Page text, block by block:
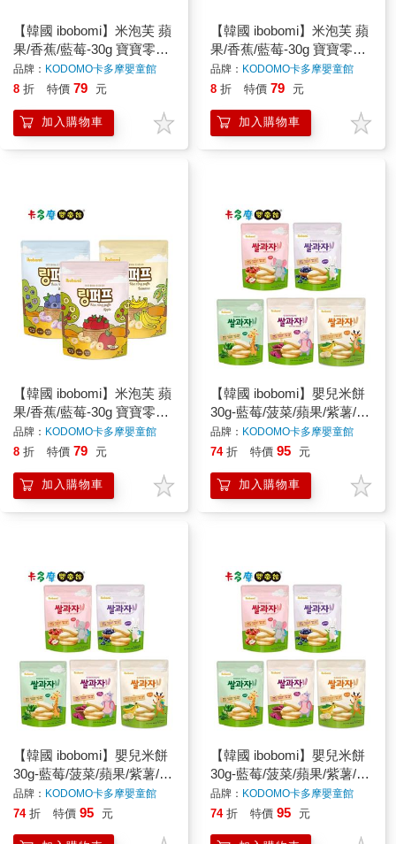
【韓國 ibobomi】米泡芙 蘋
果/香蕉/藍莓-30g 寶寶零食
寶寶餅乾 寶寶點心 12m+
原廠公司貨｜卡多摩
品牌： KODOMO卡多摩嬰童館
8 折 特價 79 元
加入購物車
【韓國 ibobomi】米泡芙 蘋
果/香蕉/藍莓-30g 寶寶零食
寶寶餅乾 寶寶點心 12m+
原廠公司貨｜卡多摩
品牌： KODOMO卡多摩嬰童館
8 折 特價 79 元
加入購物車
【韓國 ibobomi】米泡芙 蘋
果/香蕉/藍莓-30g 寶寶零食
寶寶餅乾 寶寶點心 12m+
原廠公司貨｜卡多摩
品牌： KODOMO卡多摩嬰童館
8 折 特價 79 元
加入購物車
【韓國 ibobomi】嬰兒米餅
30g-藍莓/菠菜/蘋果/紫薯/香
蕉 寶寶餅乾 寶寶零食 嬰兒
零食｜卡多摩
品牌： KODOMO卡多摩嬰童館
74 折 特價 95 元
加入購物車
【韓國 ibobomi】嬰兒米餅
30g-藍莓/菠菜/蘋果/紫薯/香
蕉 寶寶餅乾 寶寶零食 嬰兒
零食｜卡多摩
品牌： KODOMO卡多摩嬰童館
74 折 特價 95 元
【韓國 ibobomi】嬰兒米餅
30g-藍莓/菠菜/蘋果/紫薯/香
蕉 寶寶餅乾 寶寶零食 嬰兒
零食｜卡多摩
品牌： KODOMO卡多摩嬰童館
74 折 特價 95 元